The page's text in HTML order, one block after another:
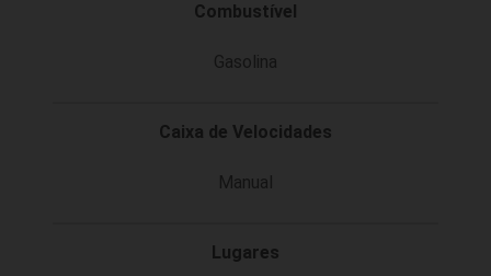
Combustível
Gasolina
Caixa de Velocidades
Manual
Lugares